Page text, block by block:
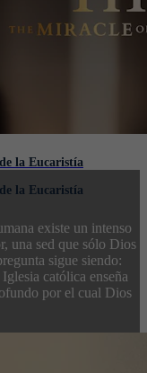
la Eucaristía
la Eucaristía
existe un intenso
una sed que sólo Dios
sigue siendo:
católica enseña
por el cual Dios